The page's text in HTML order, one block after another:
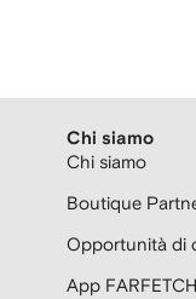
Chi siamo
Chi siamo
Boutique
Opportunità di
App FARFETCH